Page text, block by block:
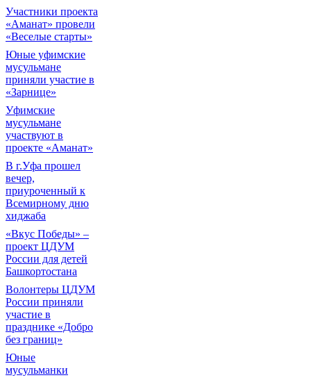
Участники проекта
«Аманат» провели
«Веселые старты»
Юные уфимские
мусульмане
приняли участие в
«Зарнице»
Уфимские
мусульмане
участвуют в
проекте «Аманат»
В г.Уфа прошел
вечер,
приуроченный к
Всемирному дню
хиджаба
«Вкус Победы» –
проект ЦДУМ
России для детей
Башкортостана
Волонтеры ЦДУМ
России приняли
участие в
празднике «Добро
без границ»
Юные
мусульманки